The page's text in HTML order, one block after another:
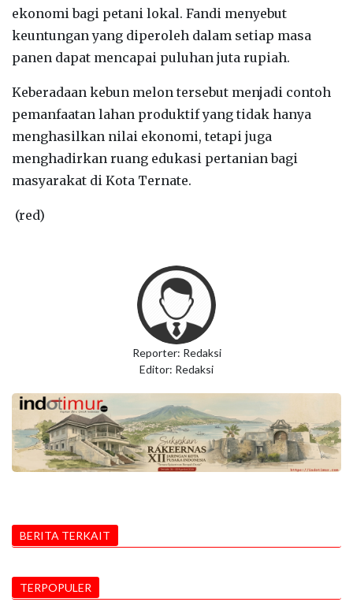
ekonomi bagi petani lokal. Fandi menyebut
keuntungan yang diperoleh dalam setiap masa
panen dapat mencapai puluhan juta rupiah.
‎Keberadaan kebun melon tersebut menjadi contoh
pemanfaatan lahan produktif yang tidak hanya
menghasilkan nilai ekonomi, tetapi juga
menghadirkan ruang edukasi pertanian bagi
masyarakat di Kota Ternate.
(red)
Reporter: Redaksi
Editor: Redaksi
BERITA TERKAIT
TERPOPULER